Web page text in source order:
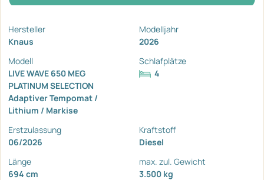
Hersteller
Knaus
Modelljahr
2026
Modell
LIVE WAVE 650 MEG
PLATINUM SELECTION
Adaptiver Tempomat /
Lithium / Markise
Schlafplätze
4
Erstzulassung
06/2026
Kraftstoff
Diesel
Länge
694 cm
max. zul. Gewicht
3.500 kg